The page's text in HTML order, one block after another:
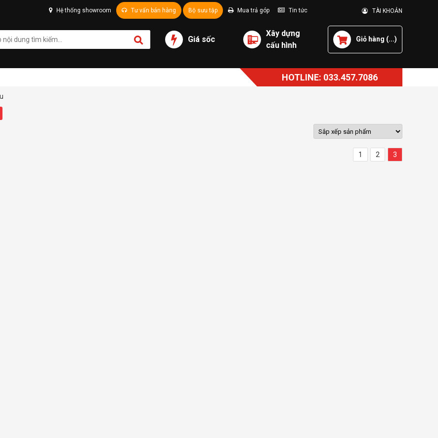
Hệ thống showroom Tư vấn bán hàng Bộ sưu tập Mua trả góp Tin tức TÀI KHOẢN
Giá sốc
Xây dựng
cấu hình
Giỏ hàng (...)
HOTLINE: 033.457.7086
1 2 3